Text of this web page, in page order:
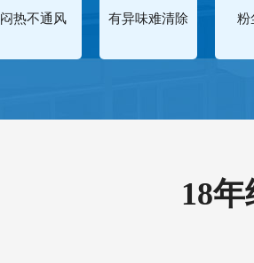
闷热不通风 有异味难清除 粉
18